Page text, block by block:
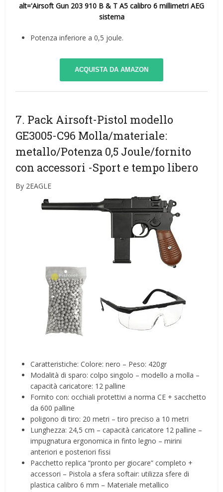
alt='Airsoft Gun 203 910 B & T A5 calibro 6 millimetri AEG
sistema
Potenza inferiore a 0,5 joule.
ACQUISTA DA AMAZON
7. Pack Airsoft-Pistol modello
GE3005-C96 Molla/materiale:
metallo/Potenza 0,5 Joule/fornito
con accessori -Sport e tempo libero
By 2EAGLE
Caratteristiche: Colore: nero – Peso: 420gr
Modalità di sparo: colpo singolo – modello a molla –
capacità caricatore: 12 palline
Fornito con: occhiali protettivi a norma CE + sacchetto
da 600 palline
poligono di tiro: 20 metri – tiro preciso a 10 metri
Lunghezza: 24,5 cm – capacità caricatore 12 palline –
impugnatura ergonomica in finto legno – mirini
anteriori e posteriori fissi
Pacchetto replica “pronto per giocare” completo +
accessori – Pistola a sfera softair: utilizza sfere di
plastica calibro 6 mm – Materiale metallico